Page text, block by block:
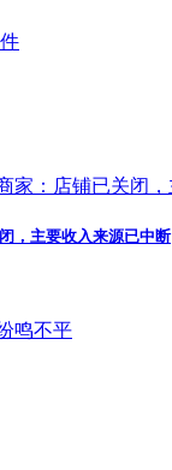
，主要收入来源已中断